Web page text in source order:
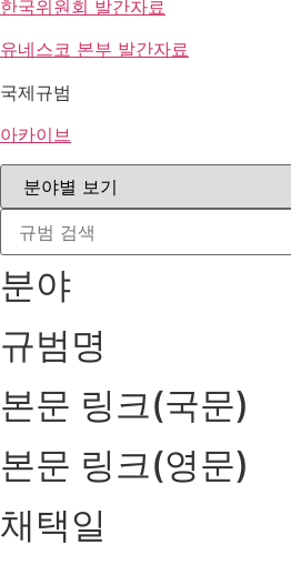
한국위원회 발간자료
유네스코 본부 발간자료
국제규범
아카이브
분야
규범명
본문 링크(국문)
본문 링크(영문)
채택일